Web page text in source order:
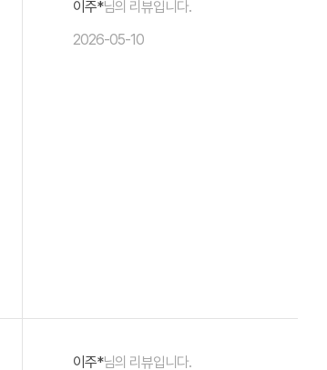
이주*님의 리뷰입니다.
2026-05-10
이주*님의 리뷰입니다.